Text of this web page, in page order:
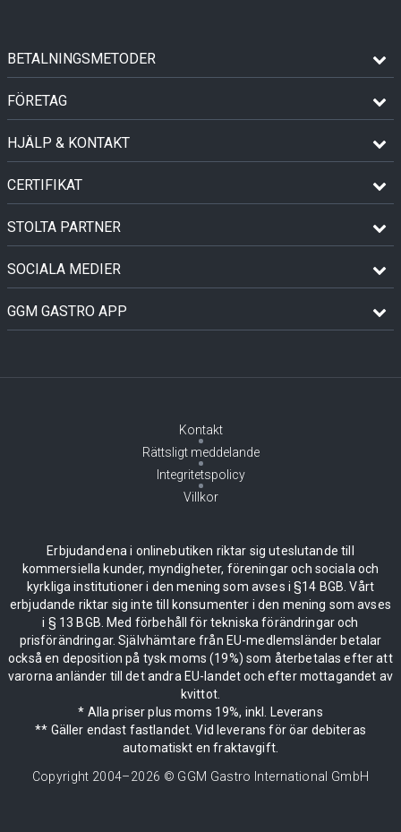
BETALNINGSMETODER
FÖRETAG
HJÄLP & KONTAKT
CERTIFIKAT
STOLTA PARTNER
SOCIALA MEDIER
GGM GASTRO APP
Kontakt
Rättsligt meddelande
Integritetspolicy
Villkor
Erbjudandena i onlinebutiken riktar sig uteslutande till
kommersiella kunder, myndigheter, föreningar och sociala och
kyrkliga institutioner i den mening som avses i §14 BGB. Vårt
erbjudande riktar sig inte till konsumenter i den mening som avses
i § 13 BGB. Med förbehåll för tekniska förändringar och
prisförändringar. Självhämtare från EU-medlemsländer betalar
också en deposition på tysk moms (19%) som återbetalas efter att
varorna anländer till det andra EU-landet och efter mottagandet av
kvittot.
* Alla priser plus moms 19%, inkl. Leverans
** Gäller endast fastlandet. Vid leverans för öar debiteras
automatiskt en fraktavgift.
Copyright 2004–2026 © GGM Gastro International GmbH